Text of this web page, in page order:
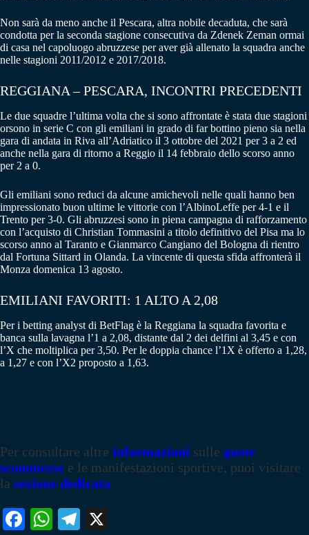
Non sarà da meno anche il Pescara, altra nobile decaduta, che sarà
condotta per la seconda stagione consecutiva da Zdenek Zeman ormai
di casa nel capoluogo abruzzese per aver già allenato la squadra anche
nelle stagioni 2011/2012 e 2017/2018.
REGGIANA – PESCARA, INCONTRI PRECEDENTI
Le due squadre l’ultima volta che si sono affrontate è stata due stagioni
orsono in serie C con gli emiliani in grado di far bottino pieno sia nella
gara di andata in Riva all’Adriatico il 3 ottobre del 2021 per 3 a 2 ed
anche nella gara di ritorno a Reggio il 14 febbraio dello scorso anno
per 2 a 0.
Gli emiliani sono reduci da alcune amichevoli nelle quali hanno ben
impressionato buon ultime le vittorie con l’AlbinoLeffe per 4-1 e il
Trento per 3-0. Gli abruzzesi sono in piena campagna di rafforzamento
con l’acquisto di Christian Tommasini a titolo definitivo del Pisa ma lo
scorso anno al Taranto e Gianmarco Cangiano del Bologna di rientro
dal Fortuna Sittard in Olanda. La vincente di questa sfida affronterà il
Monza domenica 13 agosto.
EMILIANI FAVORITI: 1 ALTO A 2,08
Per i betting analyst di BetFlag è la Reggiana la squadra favorita e
banca sulla lavagna l’1 a 2,08, distante dal 2 dei delfini al 3,45 e con
l’X che moltiplica per 3,50. Per le doppia chance l’1X è offerto a 1,28,
a 1,27 e con l’X2 proposto a 1,63.
Per consultare altre informazioni sulle quote
scommesse e le manifestazioni sportive, puoi visitare
la sezione dedicata
Fa W
Te